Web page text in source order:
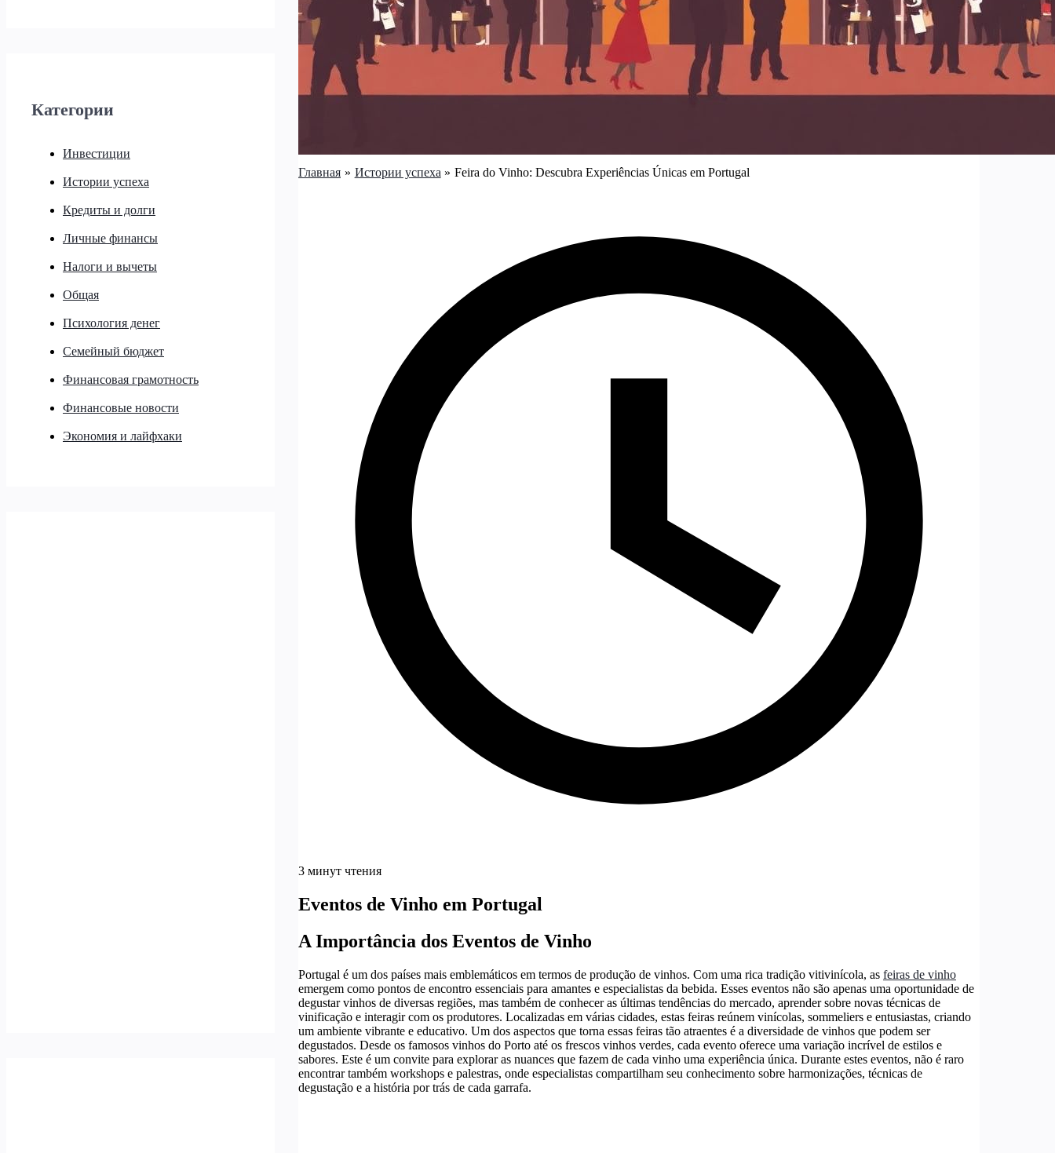
Категории
Инвестиции
Истории успеха
Кредиты и долги
Личные финансы
Налоги и вычеты
Общая
Психология денег
Семейный бюджет
Финансовая грамотность
Финансовые новости
Экономия и лайфхаки
Главная Истории успеха Feira do Vinho: Descubra Experiências Únicas em Portugal
3 минут чтения
Eventos de Vinho em Portugal
A Importância dos Eventos de Vinho
Portugal é um dos países mais emblemáticos em termos de produção de vinhos. Com uma rica tradição vitivinícola, as feiras de vinho
emergem como pontos de encontro essenciais para amantes e especialistas da bebida. Esses eventos não são apenas uma oportunidade de
degustar vinhos de diversas regiões, mas também de conhecer as últimas tendências do mercado, aprender sobre novas técnicas de
vinificação e interagir com os produtores. Localizadas em várias cidades, estas feiras reúnem vinícolas, sommeliers e entusiastas, criando
um ambiente vibrante e educativo. Um dos aspectos que torna essas feiras tão atraentes é a diversidade de vinhos que podem ser
degustados. Desde os famosos vinhos do Porto até os frescos vinhos verdes, cada evento oferece uma variação incrível de estilos e
sabores. Este é um convite para explorar as nuances que fazem de cada vinho uma experiência única. Durante estes eventos, não é raro
encontrar também workshops e palestras, onde especialistas compartilham seu conhecimento sobre harmonizações, técnicas de
degustação e a história por trás de cada garrafa.